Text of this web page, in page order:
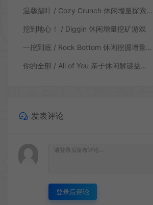
温馨踏叶 / Cozy Crunch 休闲增量探索游戏
挖到地心！ / Diggin 休闲增量挖矿游戏
一挖到底 / Rock Bottom 休闲挖掘增量游戏
你的全部 / All of You 亲子休闲解谜益智游戏
发表评论
登录后评论